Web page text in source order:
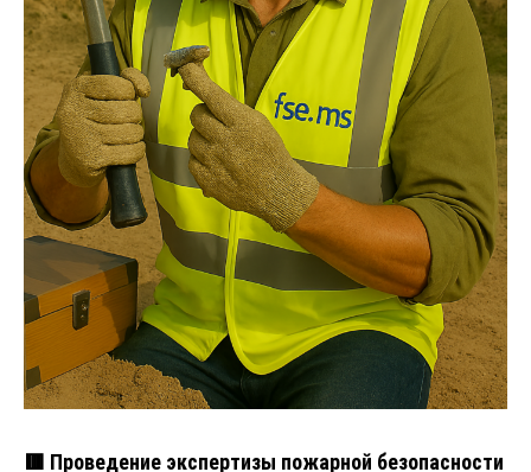
🟥 Проведение экспертизы пожарной безопасности